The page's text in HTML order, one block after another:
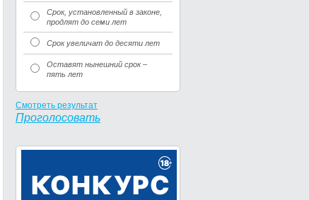
Срок, установленный в законе,
продлят до семи лет
Срок увеличат до десяти лет
Оставят нынешний срок –
пять лет
Смотреть результат
Проголосовать